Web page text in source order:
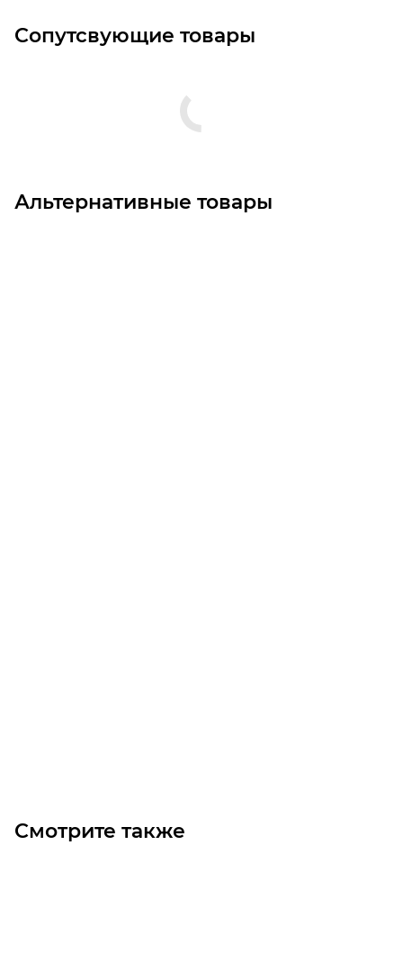
Сопутсвующие товары
Альтернативные товары
Смотрите также